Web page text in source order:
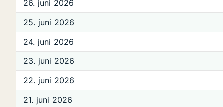
26. juni 2026
25. juni 2026
24. juni 2026
23. juni 2026
22. juni 2026
21. juni 2026